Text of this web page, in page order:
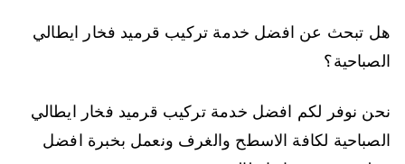
هل تبحث عن افضل خدمة تركيب قرميد فخار ايطالي
الصباحية؟
نحن نوفر لكم افضل خدمة تركيب قرميد فخار ايطالي
الصباحية لكافة الاسطح والغرف ونعمل بخبرة افضل